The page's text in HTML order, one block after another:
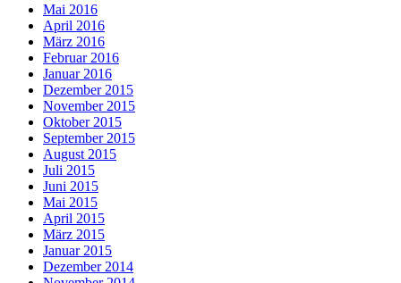
Mai 2016
April 2016
März 2016
Februar 2016
Januar 2016
Dezember 2015
November 2015
Oktober 2015
September 2015
August 2015
Juli 2015
Juni 2015
Mai 2015
April 2015
März 2015
Januar 2015
Dezember 2014